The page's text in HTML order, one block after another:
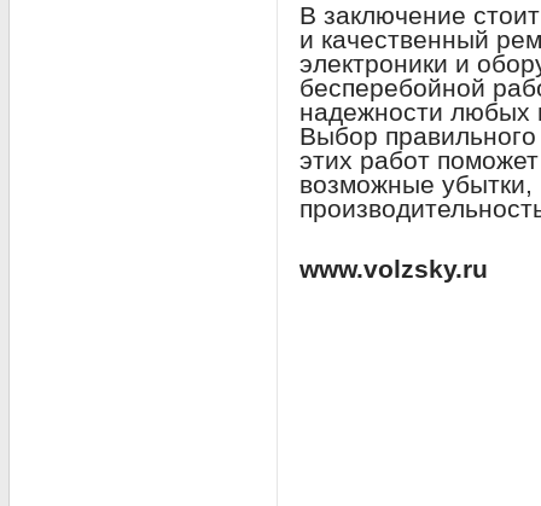
В заключение
и качественный
электроники и
бесперебойной
надежности любых
Выбор
этих работ
возможные убытки,
www.volzsky.ru